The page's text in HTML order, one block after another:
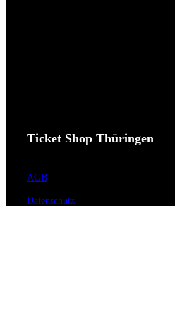
Ticket Shop Thüringen
AGB
Datenschutz